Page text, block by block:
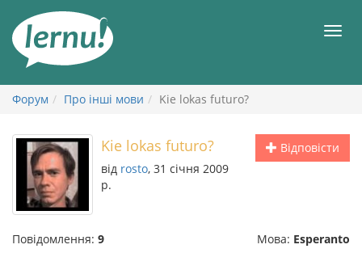
змісту
Форум Про інші мови Kie lokas futuro?
Відповісти
Kie lokas futuro?
від rosto, 31 січня 2009
р.
Повідомлення: 9 Мова: Esperanto